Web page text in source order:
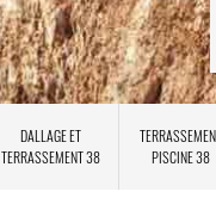
DALLAGE ET
TERRASSEMENT 38
PISCINE 38